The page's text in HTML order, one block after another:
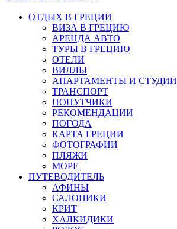
ОТДЫХ В ГРЕЦИИ
ВИЗА В ГРЕЦИЮ
АРЕНДА АВТО
ТУРЫ В ГРЕЦИЮ
ОТЕЛИ
ВИЛЛЫ
АПАРТАМЕНТЫ И СТУДИИ
ТРАНСПОРТ
ПОПУТЧИКИ
РЕКОМЕНДАЦИИ
ПОГОДА
КАРТА ГРЕЦИИ
ФОТОГРАФИИ
ПЛЯЖИ
МОРЕ
ПУТЕВОДИТЕЛЬ
АФИНЫ
САЛОНИКИ
КРИТ
ХАЛКИДИКИ